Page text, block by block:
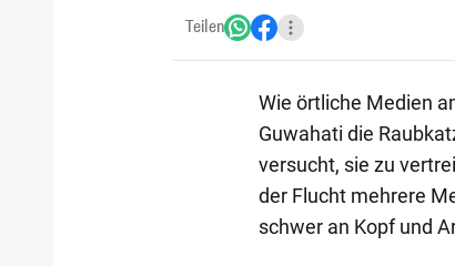
Teilen
Wie örtliche Medien
Guwahati die
versucht, sie zu
der Flucht mehrere
schwer an Kopf und